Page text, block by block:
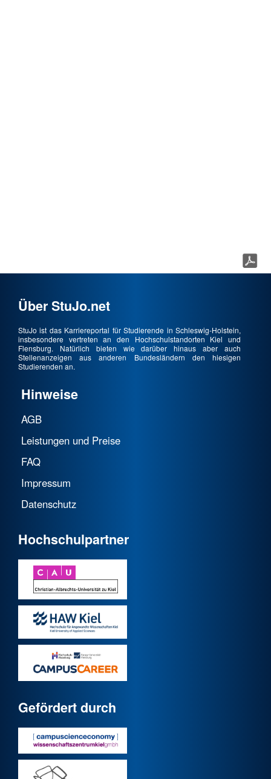
Über StuJo.net
StuJo ist das Karriereportal für Studierende in Schleswig-Holstein,
insbesondere vertreten an den Hochschulstandorten Kiel und
Flensburg. Natürlich bieten wie darüber hinaus aber auch
Stellenanzeigen aus anderen Bundesländern den hiesigen
Studierenden an.
Hinweise
AGB
Leistungen und Preise
FAQ
Impressum
Datenschutz
Hochschulpartner
Gefördert durch